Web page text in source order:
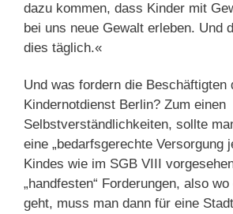
dazu kommen, dass Kinder mit
bei uns neue Gewalt erleben. Und
dies täglich.«
Und was fordern die Beschäftigten
Kindernotdienst Berlin? Zum einen
Selbstverständlichkeiten, sollte
eine „bedarfsgerechte Versorgung
Kindes wie im SGB VIII
„handfesten“ Forderungen, also
geht, muss man dann für eine